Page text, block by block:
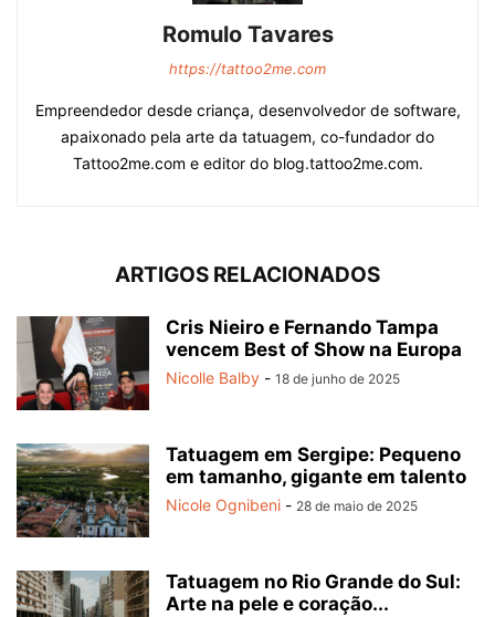
Romulo Tavares
https://tattoo2me.com
Empreendedor desde criança, desenvolvedor de software,
apaixonado pela arte da tatuagem, co-fundador do
Tattoo2me.com e editor do blog.tattoo2me.com.
ARTIGOS RELACIONADOS
Cris Nieiro e Fernando Tampa
vencem Best of Show na Europa
Nicolle Balby - 18 de junho de 2025
Tatuagem em Sergipe: Pequeno
em tamanho, gigante em talento
Nicole Ognibeni - 28 de maio de 2025
Tatuagem no Rio Grande do Sul:
Arte na pele e coração...